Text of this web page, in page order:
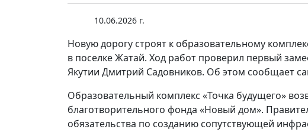
10.06.2026 г.
Новую дорогу строят к образовательному
в поселке Жатай. Ход работ проверил первый
Якутии Дмитрий Садовников. Об этом сообщает
Образовательный комплекс «Точка будущего»
благотворительного фонда «Новый дом».
обязательства по созданию сопутствующей